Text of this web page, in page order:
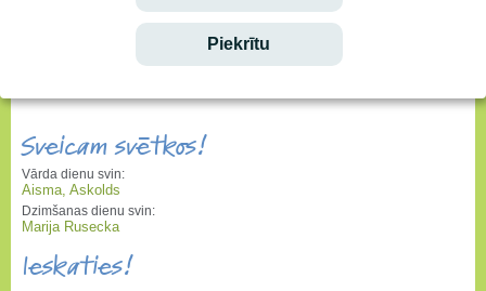
Piekrītu
Sveicam svētkos!
Vārda dienu svin:
Aisma, Askolds
Dzimšanas dienu svin:
Marija Rusecka
Ieskaties!